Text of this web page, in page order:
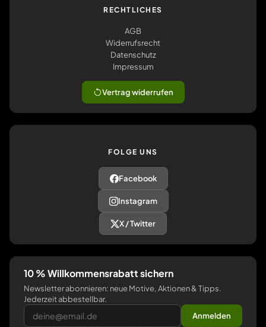
RECHTLICHES
AGB
Widerrufsrecht
Datenschutz
Impressum
Vertrag widerrufen
FOLGE UNS
Facebook
Instagram
X / Twitter
10 % Willkommensrabatt sichern
Newsletter abonnieren: neue Motive, Aktionen & Tipps.
Jederzeit abbestellbar.
Anmelden